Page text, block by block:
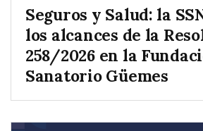
Seguros y Salud: la
los alcances de la
258/2026 en la
Sanatorio Güemes